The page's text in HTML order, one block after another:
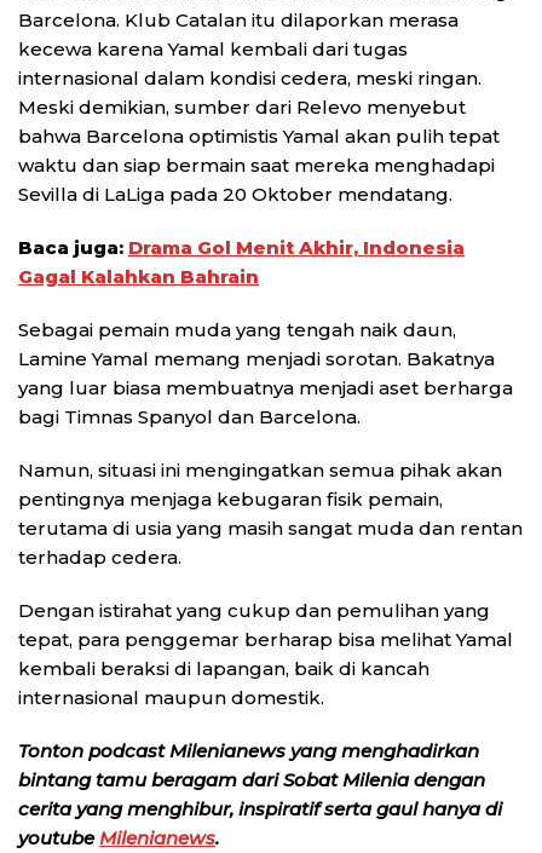
Barcelona. Klub Catalan itu dilaporkan merasa
kecewa karena Yamal kembali dari tugas
internasional dalam kondisi cedera, meski ringan.
Meski demikian, sumber dari Relevo menyebut
bahwa Barcelona optimistis Yamal akan pulih tepat
waktu dan siap bermain saat mereka menghadapi
Sevilla di LaLiga pada 20 Oktober mendatang.
Baca juga: Drama Gol Menit Akhir, Indonesia
Gagal Kalahkan Bahrain
Sebagai pemain muda yang tengah naik daun,
Lamine Yamal memang menjadi sorotan. Bakatnya
yang luar biasa membuatnya menjadi aset berharga
bagi Timnas Spanyol dan Barcelona.
Namun, situasi ini mengingatkan semua pihak akan
pentingnya menjaga kebugaran fisik pemain,
terutama di usia yang masih sangat muda dan rentan
terhadap cedera.
Dengan istirahat yang cukup dan pemulihan yang
tepat, para penggemar berharap bisa melihat Yamal
kembali beraksi di lapangan, baik di kancah
internasional maupun domestik.
Tonton podcast Milenianews yang menghadirkan
bintang tamu beragam dari Sobat Milenia dengan
cerita yang menghibur, inspiratif serta gaul hanya di
youtubeMilenianews.